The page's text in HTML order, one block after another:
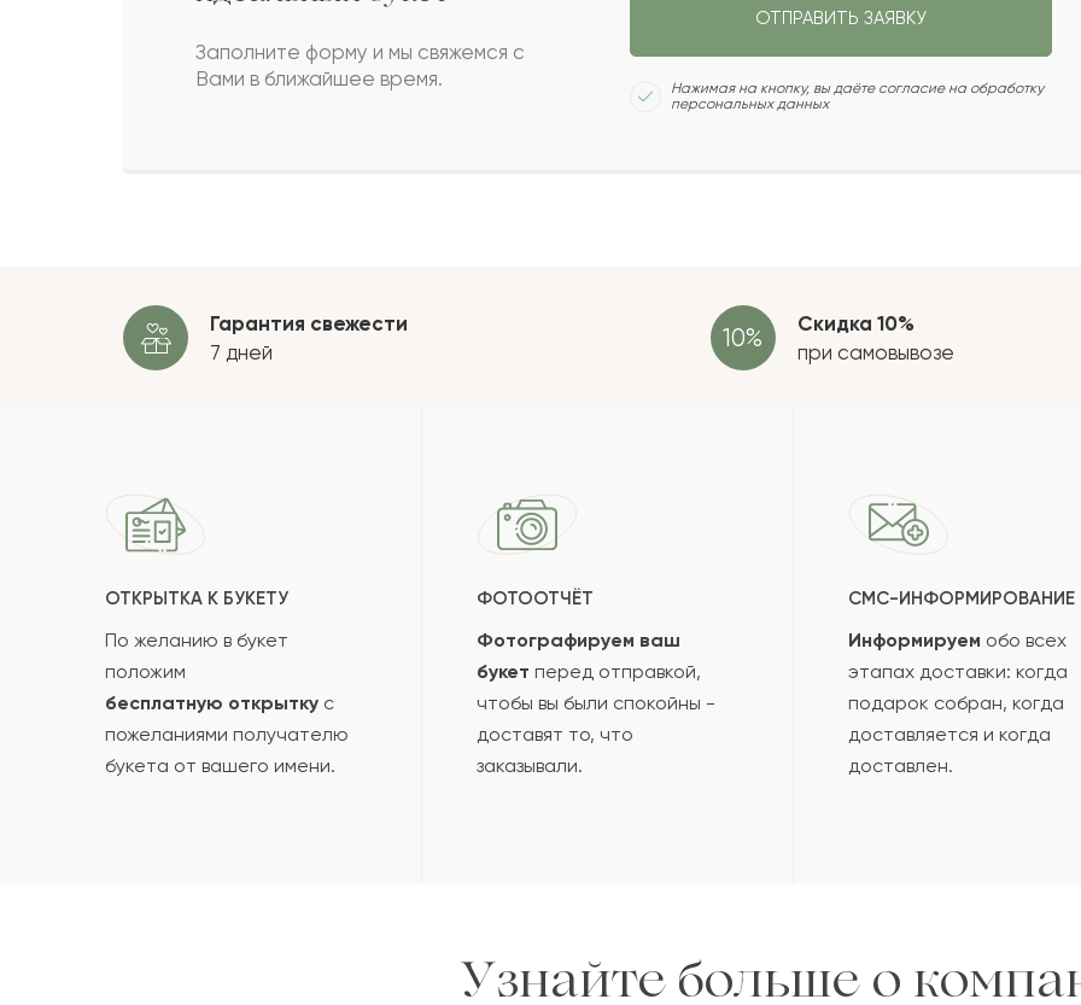
2022-05-07
2022-02-17
Заполните форму и мы свяжемся с
Вами в ближайшее время.
ОТПРАВИТЬ ЗАЯВКУ
Нажимая на кнопку, вы даёте согласие на обработку
персональных данных
Гарантия свежести
7 дней
Скидка 10%
при самовывозе
ОТКРЫТКА К БУКЕТУ
По желанию в букет
положим
бесплатную открытку с
пожеланиями получателю
букета от вашего имени.
ФОТООТЧЁТ
Фотографируем ваш
букет перед отправкой,
чтобы вы были спокойны -
доставят то, что
заказывали.
СМС-ИНФОРМИРОВАНИЕ
Информируем обо всех
этапах доставки: когда
подарок собран, когда
доставляется и когда
доставлен.
Узнайте больше о